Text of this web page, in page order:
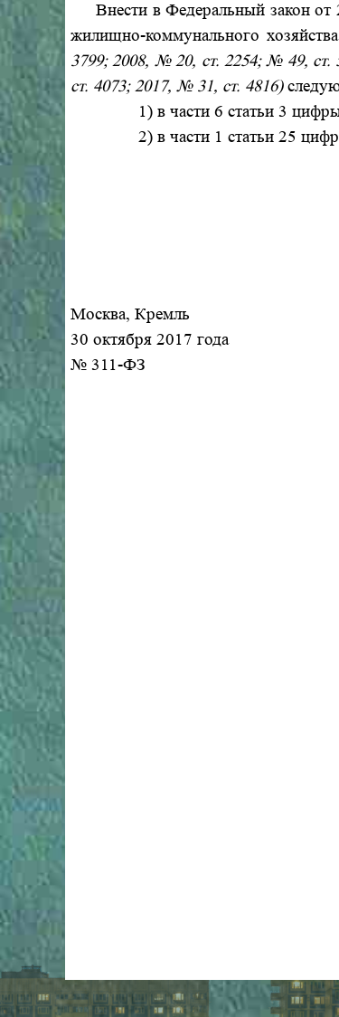
Внести в Федеральный закон
жилищно-коммунального
3799; 2008, № 20, ст. 2254; № 49,
ст. 4073; 2017, № 31, ст. 4816)
1) в части 6 статьи 3
2) в части 1 статьи 25
Москва, Кремль
30 октября 2017 года
№ 311-ФЗ